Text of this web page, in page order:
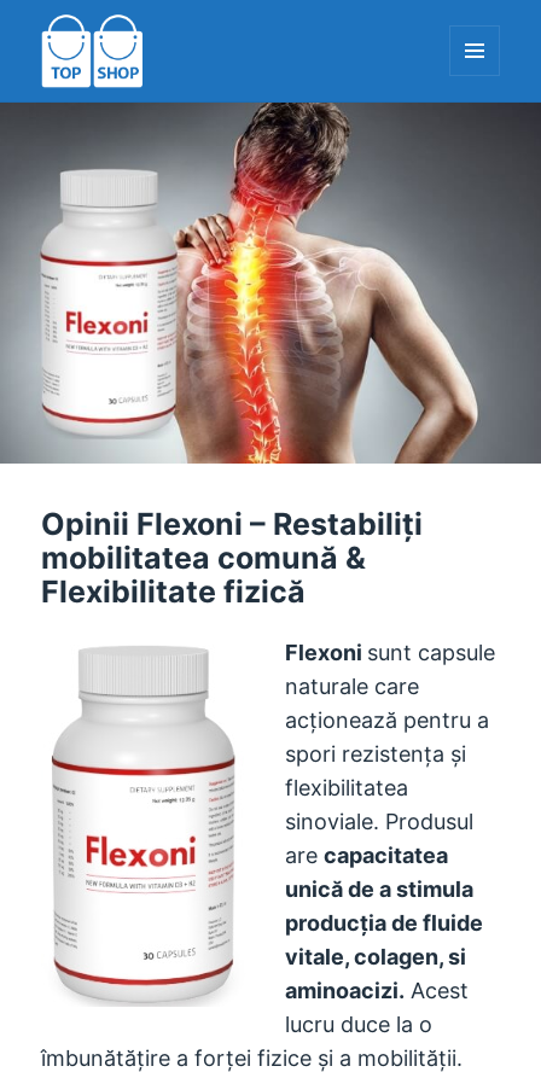
TopShop-EU.com
ȘI
Opinii Flexoni – Restabiliți
mobilitatea comună &
Flexibilitate fizică
Flexoni sunt capsule
naturale care
acționează pentru a
spori rezistența și
flexibilitatea
sinoviale. Produsul
arecapacitatea
unică de a stimula
producția de fluide
vitale, colagen, si
aminoacizi. Acest
lucru duce la o
îmbunătățire a forței fizice și a mobilității.